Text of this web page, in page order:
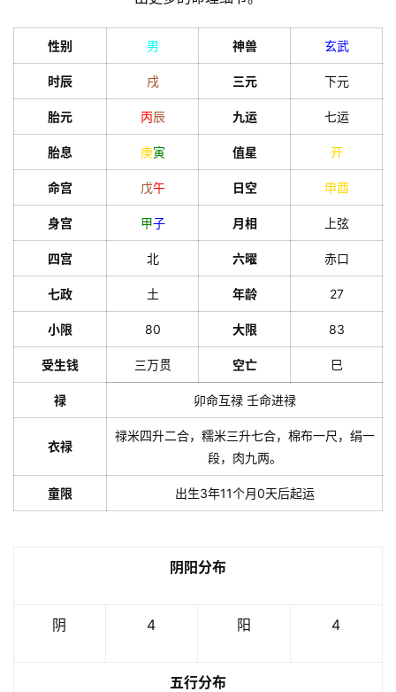
性别 男 神兽 玄武
时辰 戌 三元 下元
胎元 丙辰 九运 七运
胎息 庚寅 值星 开
命宫 戊午 日空 申酉
身宫 甲子 月相 上弦
四宫 北 六曜 赤口
七政 土 年龄 27
小限 80 大限 83
受生钱 三万贯 空亡 巳
禄 卯命互禄 壬命进禄
衣禄
禄米四升二合，糯米三升七合，棉布一尺，绢一
段，肉九两。
童限 出生3年11个月0天后起运
阴阳分布
阴 4 阳 4
五行分布